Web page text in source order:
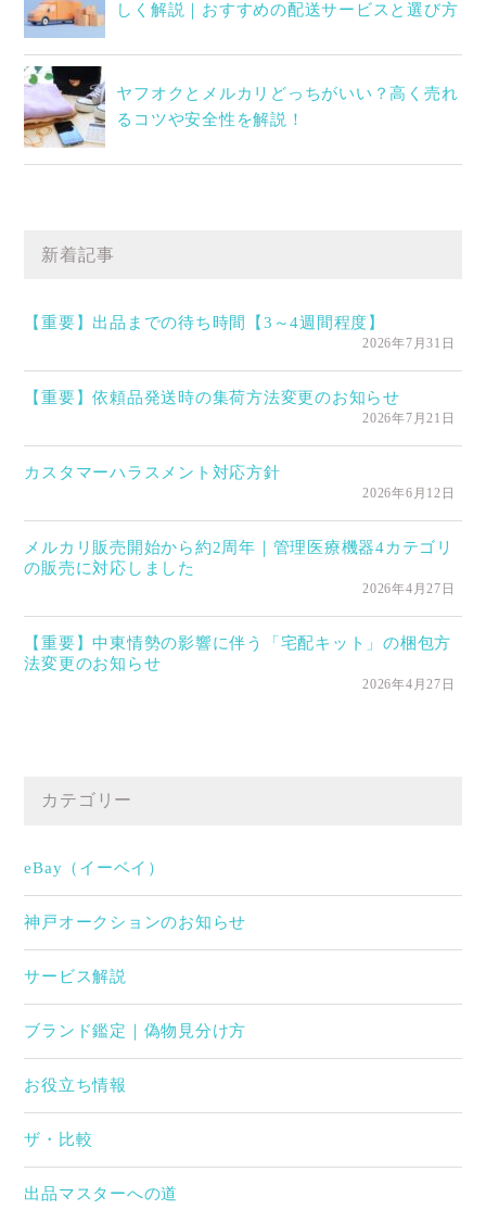
しく解説｜おすすめの配送サービスと選び方
ヤフオクとメルカリどっちがいい？高く売れ
るコツや安全性を解説！
新着記事
【重要】出品までの待ち時間【3～4週間程度】
2026年7月31日
【重要】依頼品発送時の集荷方法変更のお知らせ
2026年7月21日
カスタマーハラスメント対応方針
2026年6月12日
メルカリ販売開始から約2周年｜管理医療機器4カテゴリ
の販売に対応しました
2026年4月27日
【重要】中東情勢の影響に伴う「宅配キット」の梱包方
法変更のお知らせ
2026年4月27日
カテゴリー
eBay（イーベイ）
神戸オークションのお知らせ
サービス解説
ブランド鑑定｜偽物見分け方
お役立ち情報
ザ・比較
出品マスターへの道